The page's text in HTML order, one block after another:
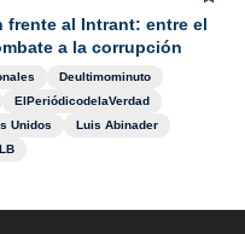
al Intrant: entre el
a la corrupción
Deultimominuto
ElPeriódicodelaVerdad
Unidos
Luis Abinader